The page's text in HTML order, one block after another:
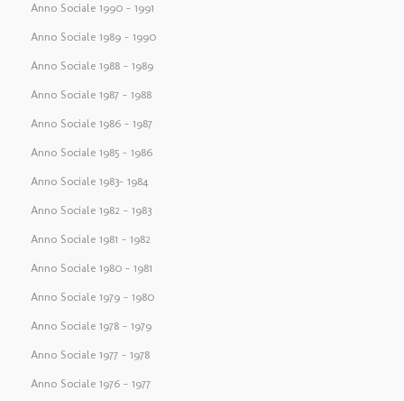
Anno Sociale 1990 – 1991
Anno Sociale 1989 – 1990
Anno Sociale 1988 – 1989
Anno Sociale 1987 – 1988
Anno Sociale 1986 – 1987
Anno Sociale 1985 – 1986
Anno Sociale 1983– 1984
Anno Sociale 1982 – 1983
Anno Sociale 1981 – 1982
Anno Sociale 1980 – 1981
Anno Sociale 1979 – 1980
Anno Sociale 1978 – 1979
Anno Sociale 1977 – 1978
Anno Sociale 1976 – 1977